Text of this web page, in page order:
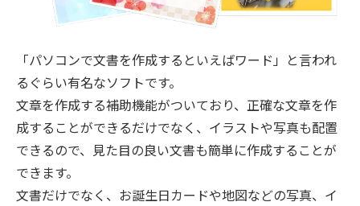
「パソコンで文書を作成するといえばワード」と言われ
るぐらい有名なソフトです。
文章を作成する補助機能がついており、正確な文章を作
成することができるだけでなく、イラストや写真も配置
できるので、見た目の良い文書も簡単に作成することが
できます。
文書だけでなく、お誕生日カードや地図などの写真、イ